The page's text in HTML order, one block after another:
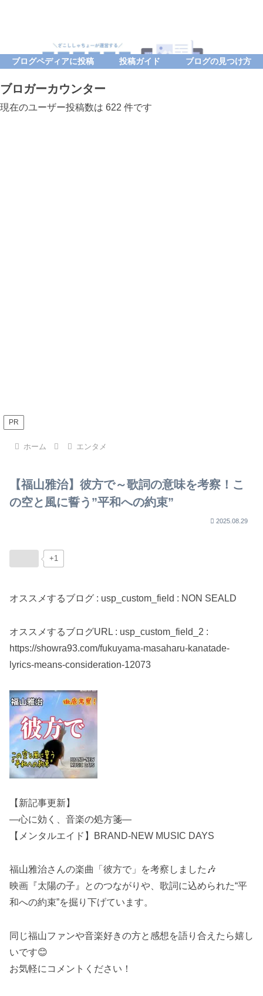
ブログペディアに投稿 投稿ガイド ブログの見つけ方
ブロガーカウンター
現在のユーザー投稿数は 622 件です
PR
ホーム エンタメ
【福山雅治】彼方で～歌詞の意味を考察！こ
の空と風に誓う”平和への約束”
2025.08.29
+1
オススメするブログ : usp_custom_field : NON SEALD
オススメするブログURL : usp_custom_field_2 :
https://showra93.com/fukuyama-masaharu-kanatade-
lyrics-means-consideration-12073
【新記事更新】
―心に効く、音楽の処方箋―
【メンタルエイド】BRAND-NEW MUSIC DAYS
福山雅治さんの楽曲「彼方で」を考察しました🎶
映画『太陽の子』とのつながりや、歌詞に込められた“平
和への約束”を掘り下げています。
同じ福山ファンや音楽好きの方と感想を語り合えたら嬉し
いです😊
お気軽にコメントください！